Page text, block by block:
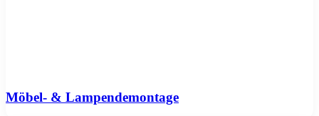
Möbel- & Lampendemontage